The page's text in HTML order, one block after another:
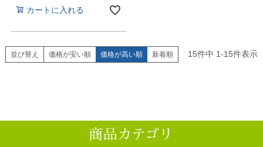
カートに入れる
並び替え 価格が安い順 価格が高い順 新着順 15件中 1-15件表示